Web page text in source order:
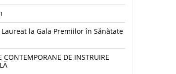
Laureat la Gala Premiilor în Sănătate
CONTEMPORANE DE INSTRUIRE